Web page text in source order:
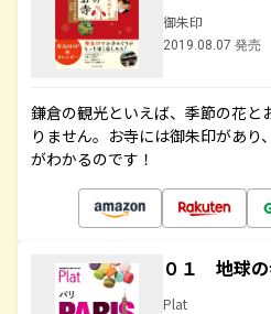
御朱印
2019.08.07 発売
鎌倉の観光といえば、季節の花と
りません。お寺には御朱印があり
がわかるのです！
０１ 地球
Plat